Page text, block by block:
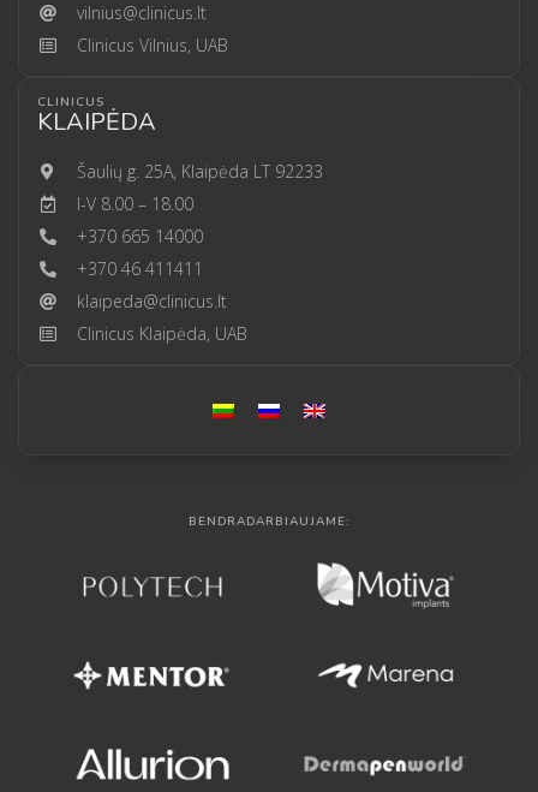
vilnius@clinicus.lt
Clinicus Vilnius, UAB
CLINICUS
KLAIPĖDA
Šaulių g. 25A, Klaipėda LT 92233
I-V 8.00 – 18.00
+370 665 14000
+370 46 411411
klaipeda@clinicus.lt
Clinicus Klaipėda, UAB
BENDRADARBIAUJAME: